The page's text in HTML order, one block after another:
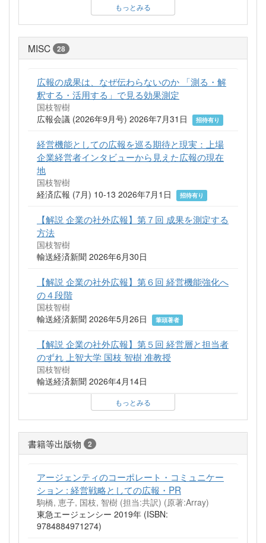
もっとみる
MISC 28
広報の成果は、なぜ伝わらないのか 「測る・解
釈する・活用する」で見る効果測定
国枝智樹
広報会議 (2026年9月号) 2026年7月31日
招待有り
経営機能としての広報を巡る期待と現実：上場
企業経営者インタビューから見えた広報の現在
地
国枝智樹
経済広報 (7月) 10-13 2026年7月1日
招待有り
【解説 企業の社外広報】第７回 成果を測定する
方法
国枝智樹
輸送経済新聞 2026年6月30日
【解説 企業の社外広報】第６回 経営機能強化へ
の４段階
国枝智樹
輸送経済新聞 2026年5月26日
筆頭著者
【解説 企業の社外広報】第５回 経営層と担当者
のずれ 上智大学 国枝 智樹 准教授
国枝智樹
輸送経済新聞 2026年4月14日
もっとみる
書籍等出版物 2
アージェンティのコーポレート・コミュニケー
ション : 経営戦略としての広報・PR
駒橋, 恵子, 国枝, 智樹 (担当:共訳) (原著:Array)
東急エージェンシー 2019年 (ISBN:
9784884971274)